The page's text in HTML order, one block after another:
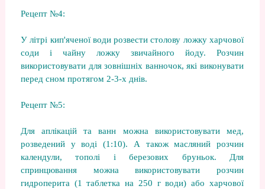
Рецепт №4:
У літрі кип'яченої води розвести столову ложку харчової
соди і чайну ложку звичайного йоду. Розчин
використовувати для зовнішніх ванночок, які виконувати
перед сном протягом 2-3-х днів.
Рецепт №5:
Для аплікацій та ванн можна використовувати мед,
розведений у воді (1:10). А також масляний розчин
календули, тополі і березових бруньок. Для
спринцювання можна використовувати розчин
гидроперита (1 таблетка на 250 г води) або харчової